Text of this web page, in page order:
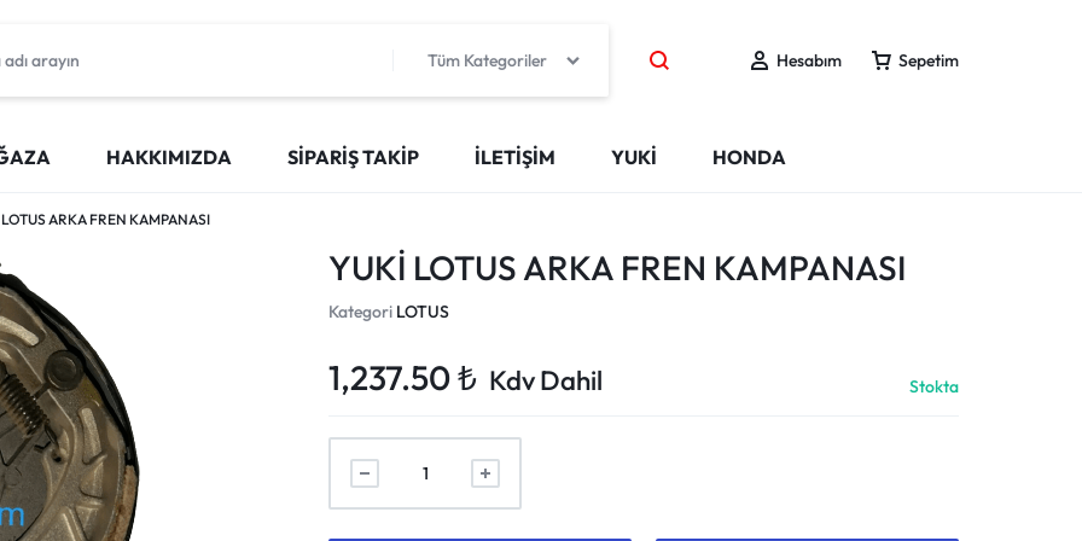
Tüm Kategoriler Hesabım Sepetim
HAKKIMIZDA SIPARIŞ TAKIP İLETIŞIM YUKİ HONDA
ARKA FREN KAMPANASI
YUKİ LOTUS ARKA FREN KAMPANASI
Kategori LOTUS
1,237.50₺ Kdv Dahil Stokta